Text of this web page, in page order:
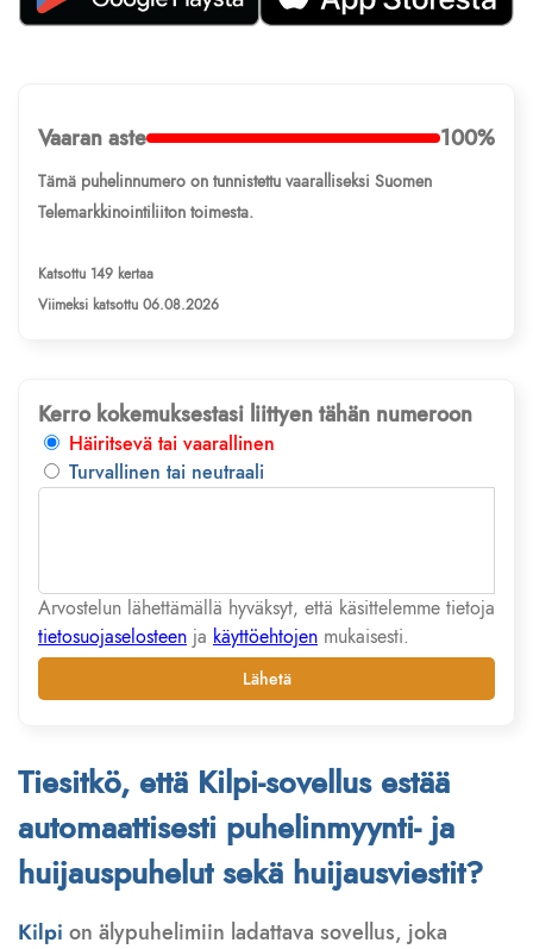
Vaaran aste 100%
Tämä puhelinnumero on tunnistettu vaaralliseksi Suomen
Telemarkkinointiliiton toimesta.
Katsottu 149 kertaa
Viimeksi katsottu 06.08.2026
Kerro kokemuksestasi liittyen tähän numeroon
Häiritsevä tai vaarallinen
Turvallinen tai neutraali
Arvostelun lähettämällä hyväksyt, että käsittelemme tietoja
tietosuojaselosteen ja käyttöehtojen mukaisesti.
Lähetä
Tiesitkö, että Kilpi-sovellus estää
automaattisesti puhelinmyynti- ja
huijauspuhelut sekä huijausviestit?
Kilpi on älypuhelimiin ladattava sovellus, joka